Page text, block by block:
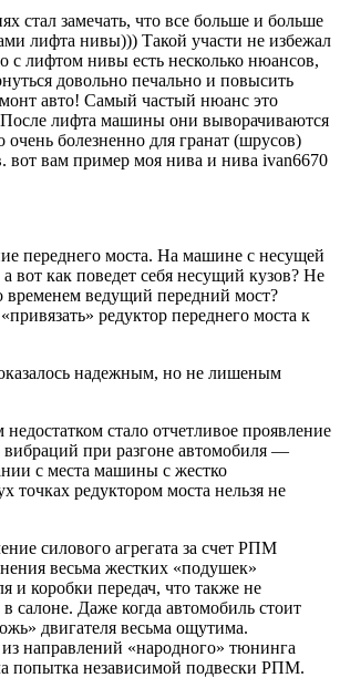
стал замечать, что все больше и больше
лифта нивы))) Такой участи не избежал
с лифтом нивы есть несколько нюансов,
довольно печально и повысить
авто! Самый частый нюанс это
лифта машины они выворачиваются
очень болезненно для гранат (шрусов)
вот вам пример моя нива и нива ivan6670
переднего моста. На машине с несущей
вот как поведет себя несущий кузов? Не
временем ведущий передний мост?
редуктор переднего моста к
надежным, но не лишеным
стало отчетливое проявление
при разгоне автомобиля —
с места машины с жестко
точках редуктором моста нельзя не
силового агрегата за счет РПМ
весьма жестких «подушек»
и коробки передач, что также не
салоне. Даже когда автомобиль стоит
двигателя весьма ощутима.
направлений «народного» тюнинга
попытка независимой подвески РПМ.